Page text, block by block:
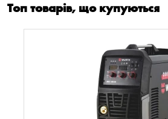
Топ товарів, що купуються